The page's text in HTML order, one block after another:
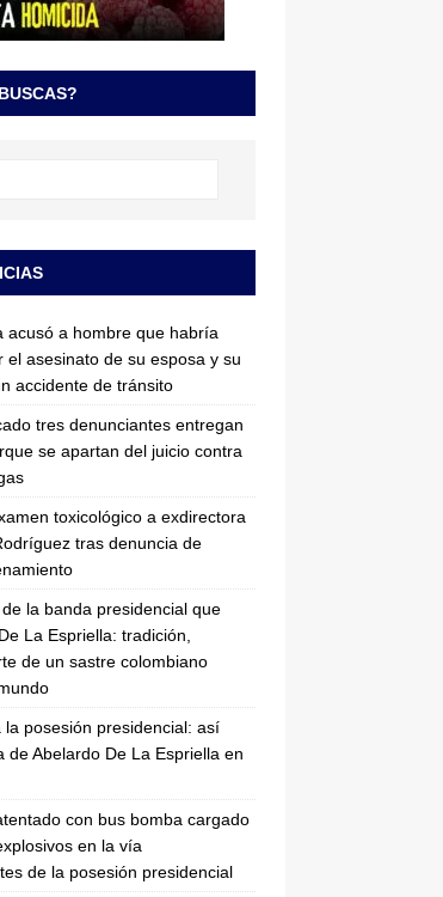
acusó a hombre que habría
el asesinato de su esposa y su
accidente de tránsito
tres denunciantes entregan
se apartan del juicio contra
toxicológico a exdirectora
tras denuncia de
la banda presidencial que
La Espriella: tradición,
de un sastre colombiano
la posesión presidencial: así
de Abelardo De La Espriella en
con bus bomba cargado
en la vía
de la posesión presidencial